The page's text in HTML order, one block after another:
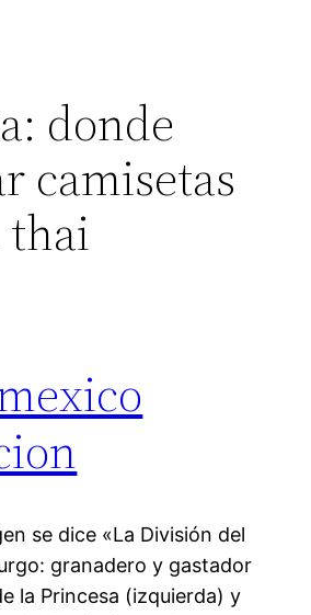
donde
camisetas
thai
se dice «La División del
granadero y gastador
la Princesa (izquierda) y